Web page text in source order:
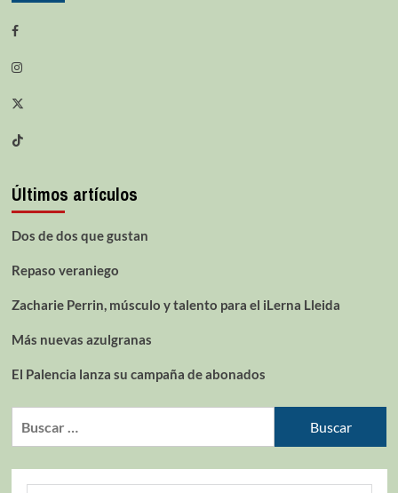
Últimos artículos
Dos de dos que gustan
Repaso veraniego
Zacharie Perrin, músculo y talento para el iLerna Lleida
Más nuevas azulgranas
El Palencia lanza su campaña de abonados